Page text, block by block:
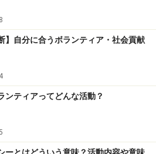
】自分に合うボランティア・社会貢献
ンティアってどんな活動？